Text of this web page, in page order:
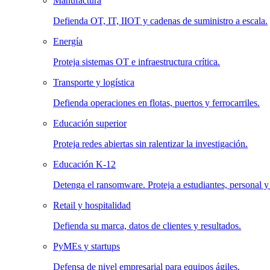
Defienda OT, IT, IIOT y cadenas de suministro a escala.
Energía
Proteja sistemas OT e infraestructura crítica.
Transporte y logística
Defienda operaciones en flotas, puertos y ferrocarriles.
Educación superior
Proteja redes abiertas sin ralentizar la investigación.
Educación K-12
Detenga el ransomware. Proteja a estudiantes, personal y
Retail y hospitalidad
Defienda su marca, datos de clientes y resultados.
PyMEs y startups
Defensa de nivel empresarial para equipos ágiles.